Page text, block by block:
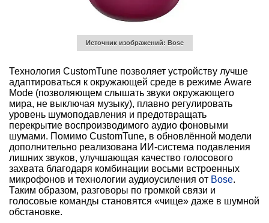
Источник изображений: Bose
Технология CustomTune позволяет устройству лучше
адаптироваться к окружающей среде в режиме Aware
Mode (позволяющем слышать звуки окружающего
мира, не выключая музыку), плавно регулировать
уровень шумоподавления и предотвращать
перекрытие воспроизводимого аудио фоновыми
шумами. Помимо CustomTune, в обновлённой модели
дополнительно реализована ИИ-система подавления
лишних звуков, улучшающая качество голосового
захвата благодаря комбинации восьми встроенных
микрофонов и технологии аудиоусиления от Bose.
Таким образом, разговоры по громкой связи и
голосовые команды становятся «чище» даже в шумной
обстановке.